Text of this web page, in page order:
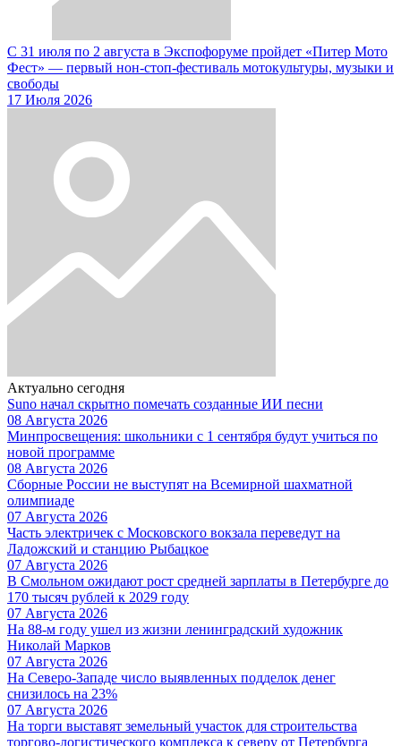
С 31 июля по 2 августа в Экспофоруме пройдет «Питер Мото
Фест» — первый нон-стоп-фестиваль мотокультуры, музыки и
свободы
17 Июля 2026
Актуально сегодня
Suno начал скрытно помечать созданные ИИ песни
08 Августа 2026
Минпросвещения: школьники с 1 сентября будут учиться по
новой программе
08 Августа 2026
Сборные России не выступят на Всемирной шахматной
олимпиаде
07 Августа 2026
Часть электричек с Московского вокзала переведут на
Ладожский и станцию Рыбацкое
07 Августа 2026
В Смольном ожидают рост средней зарплаты в Петербурге до
170 тысяч рублей к 2029 году
07 Августа 2026
На 88-м году ушел из жизни ленинградский художник
Николай Марков
07 Августа 2026
На Северо-Западе число выявленных подделок денег
снизилось на 23%
07 Августа 2026
На торги выставят земельный участок для строительства
торгово-логистического комплекса к северу от Петербурга